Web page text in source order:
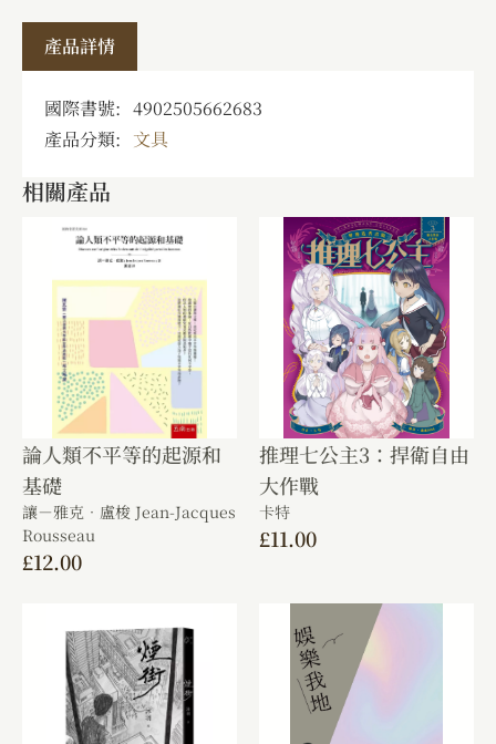
產品詳情
國際書號: 4902505662683
產品分類: 文具
相關產品
論人類不平等的起源和
基礎
讓－雅克．盧梭 Jean-Jacques
Rousseau
£12.00
推理七公主3：捍衛自由
大作戰
卡特
£11.00